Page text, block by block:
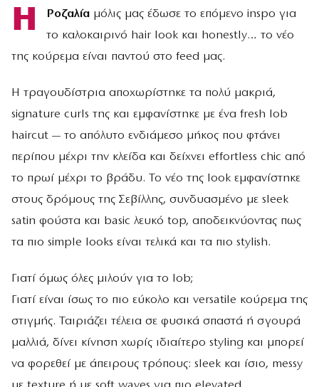
Η Ροζαλία μόλις μας έδωσε το επόμενο inspo για
το καλοκαιρινό hair look και honestly… το νέο
της κούρεμα είναι παντού στο feed μας.
Η τραγουδίστρια αποχωρίστηκε τα πολύ μακριά,
signature curls της και εμφανίστηκε με ένα fresh lob
haircut — το απόλυτο ενδιάμεσο μήκος που φτάνει
περίπου μέχρι την κλείδα και δείχνει effortless chic από
το πρωί μέχρι το βράδυ. Το νέο της look εμφανίστηκε
στους δρόμους της Σεβίλλης, συνδυασμένο με sleek
satin φούστα και basic λευκό top, αποδεικνύοντας πως
τα πιο simple looks είναι τελικά και τα πιο stylish.
Γιατί όμως όλες μιλούν για το lob;
Γιατί είναι ίσως το πιο εύκολο και versatile κούρεμα της
στιγμής. Ταιριάζει τέλεια σε φυσικά σπαστά ή σγουρά
μαλλιά, δίνει κίνηση χωρίς ιδιαίτερο styling και μπορεί
να φορεθεί με άπειρους τρόπους: sleek και ίσιο, messy